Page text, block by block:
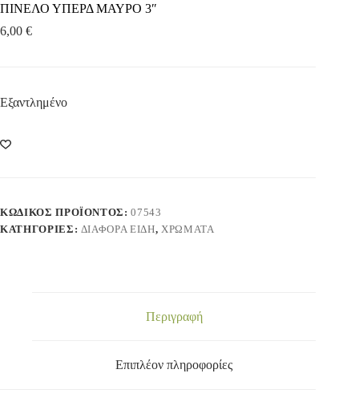
ΠΙΝΕΛΟ ΥΠΕΡΔ ΜΑΥΡΟ 3″
6,00 €
Εξαντλημένο
ΚΩΔΙΚΌΣ ΠΡΟΪΌΝΤΟΣ:07543
ΚΑΤΗΓΟΡΊΕΣ: ΔΙΑΦΟΡΑ ΕΙΔΗ, ΧΡΩΜΑΤΑ
Περιγραφή
Επιπλέον πληροφορίες